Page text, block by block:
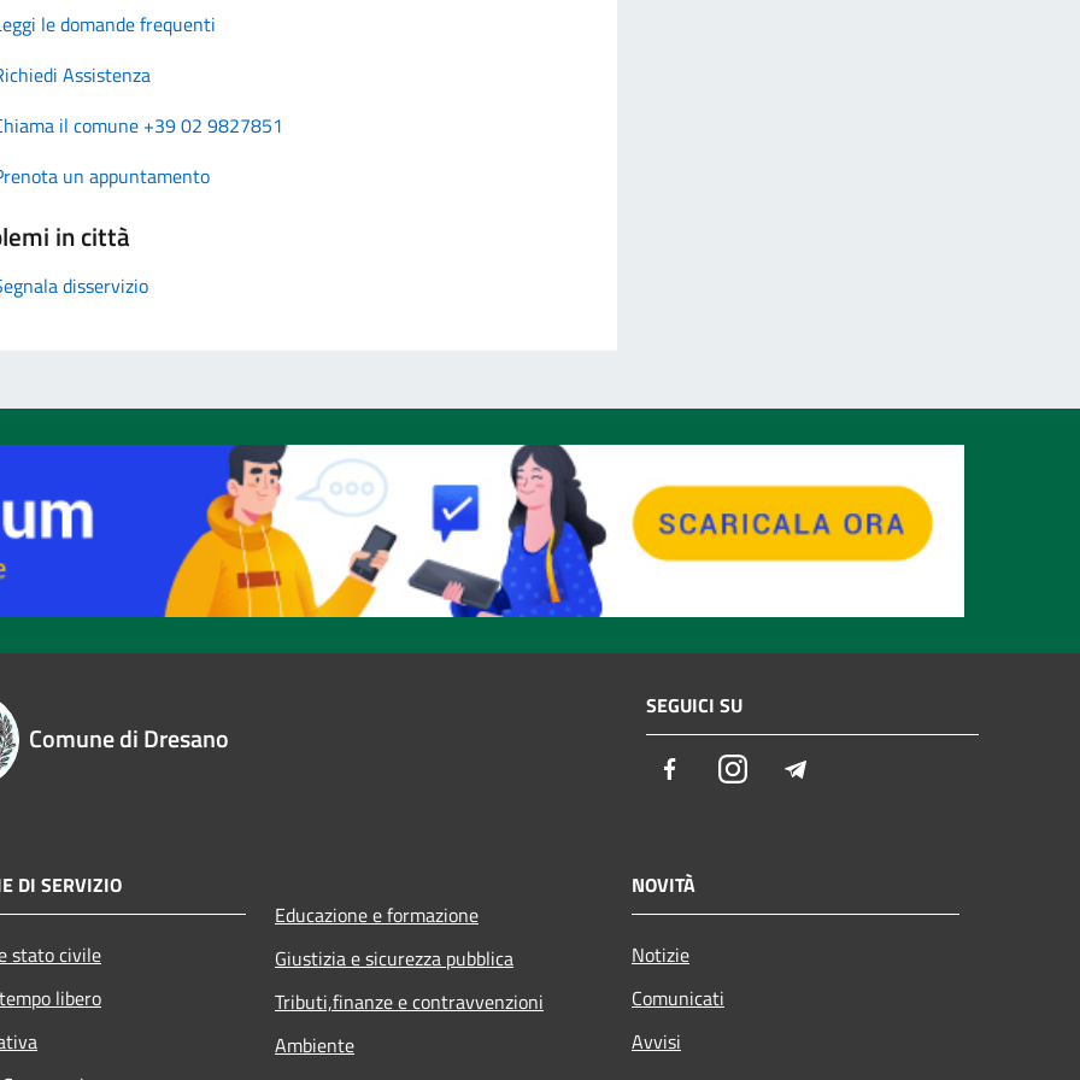
le domande frequenti
Assistenza
il comune +39 02 9827851
un appuntamento
in città
disservizio
Comune di Dresano
SEGUICI SU
FacebookInstagram
DI SERVIZIO
stato civile
libero
Educazione e formazione
Giustizia e sicurezza pubblica
Tributi,finanze e contravvenzioni
Ambiente
NOVITÀ
Notizie
Comunicati
Avvisi